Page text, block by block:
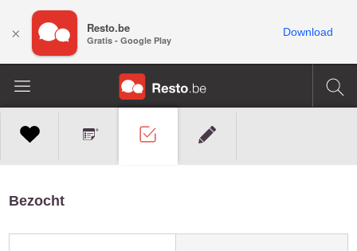
Bezocht
× Resto.be
Gratis - Google Play
Download